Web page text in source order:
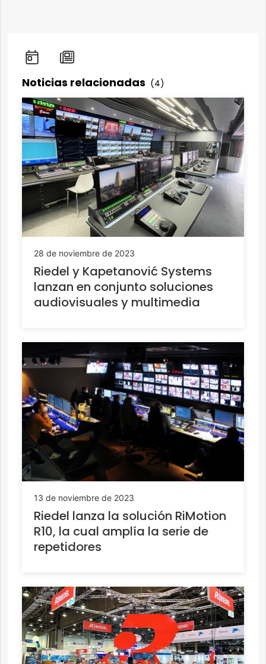
Noticias relacionadas (4)
28 de noviembre de 2023
Riedel y Kapetanović Systems
lanzan en conjunto soluciones
audiovisuales y multimedia
13 de noviembre de 2023
Riedel lanza la solución RiMotion
R10, la cual amplía la serie de
repetidores